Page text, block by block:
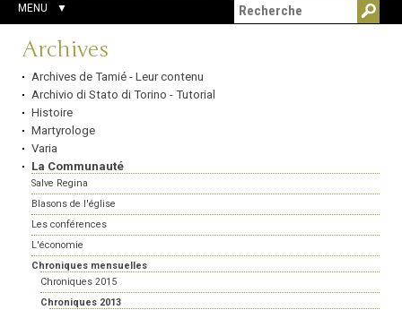
MENU
Navigation
Archives
Archives de Tamié - Leur contenu
Archivio di Stato di Torino - Tutorial
Histoire
Martyrologe
Varia
La Communauté
Salve Regina
Blasons de l'église
Les conférences
L'économie
Chroniques mensuelles
Chroniques 2015
Chroniques 2013